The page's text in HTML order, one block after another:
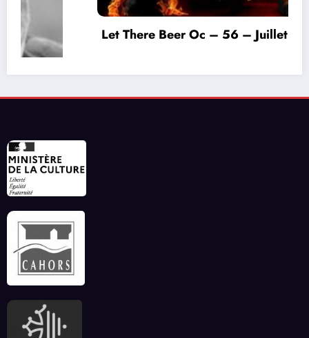
Let There Beer Oc – 56 – Juillet 2026